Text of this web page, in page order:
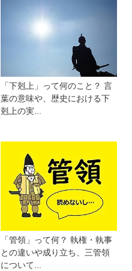
「下剋上」って何のこと？ 言
葉の意味や、歴史における下
剋上の実...
「管領」って何？ 執権・執事
との違いや成り立ち、三管領
について...